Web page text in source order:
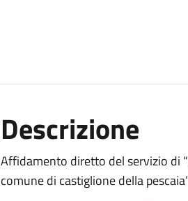
Descrizione
Affidamento diretto del servizio di
comune di castiglione della